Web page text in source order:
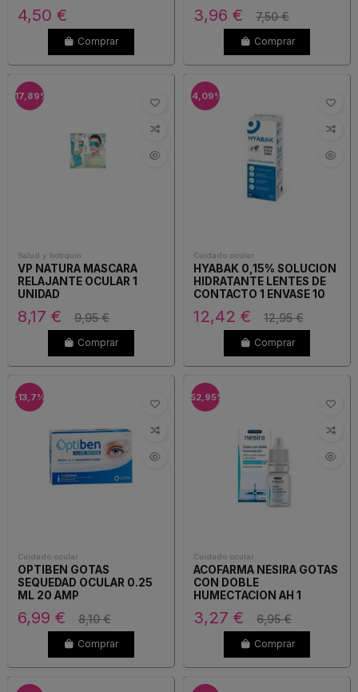
4,50 €
Comprar
3,96 € 7,50 €
Comprar
-17,89%
Salud y botiquín
VP NATURA MASCARA
RELAJANTE OCULAR 1
UNIDAD
8,17 € 9,95 €
Comprar
-4,09%
Cuidado ocular
HYABAK 0,15% SOLUCION
HIDRATANTE LENTES DE
CONTACTO 1 ENVASE 10
12,42 € 12,95 €
Comprar
-13,7%
Cuidado ocular
OPTIBEN GOTAS
SEQUEDAD OCULAR 0.25
ML 20 AMP
6,99 € 8,10 €
Comprar
-52,95%
Cuidado ocular
ACOFARMA NESIRA GOTAS
CON DOBLE
HUMECTACION AH 1
3,27 € 6,95 €
Comprar